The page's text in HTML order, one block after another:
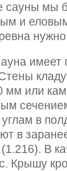
сауны мы
и
мм или
в
в
В
Крышу